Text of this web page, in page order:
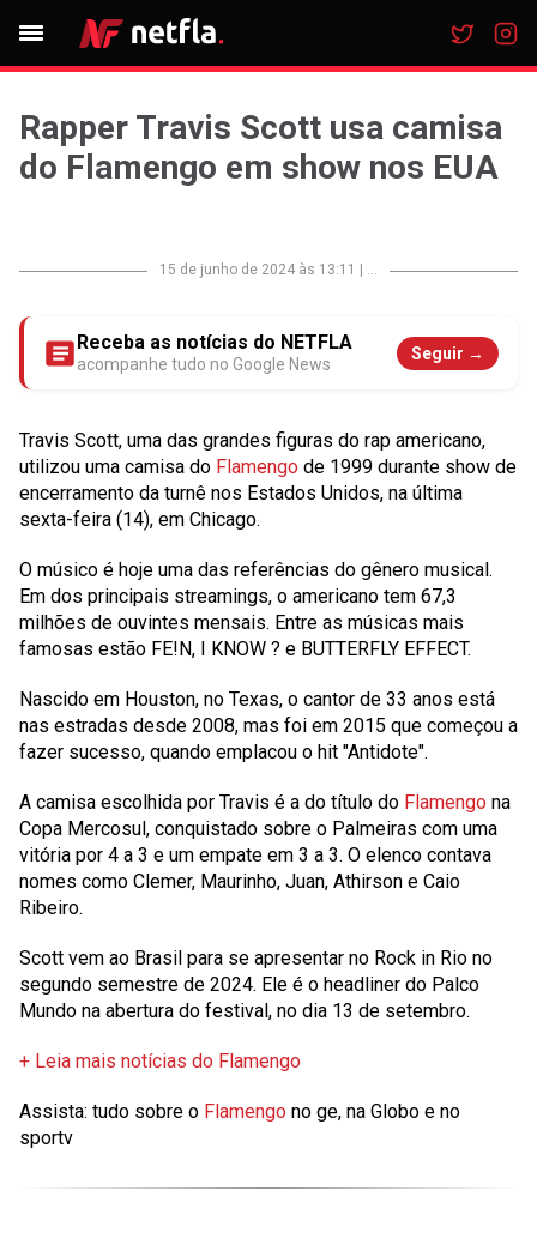
Rapper Travis Scott usa camisa
do Flamengo em show nos EUA
15 de junho de 2024 às 13:11 ...
Receba as notícias do NETFLA
acompanhe tudo no Google News
Seguir →
Travis Scott, uma das grandes figuras do rap americano,
utilizou uma camisa do Flamengo de 1999 durante show de
encerramento da turnê nos Estados Unidos, na última
sexta-feira (14), em Chicago.
O músico é hoje uma das referências do gênero musical.
Em dos principais streamings, o americano tem 67,3
milhões de ouvintes mensais. Entre as músicas mais
famosas estão FE!N, I KNOW ? e BUTTERFLY EFFECT.
Nascido em Houston, no Texas, o cantor de 33 anos está
nas estradas desde 2008, mas foi em 2015 que começou a
fazer sucesso, quando emplacou o hit "Antidote".
A camisa escolhida por Travis é a do título do Flamengo na
Copa Mercosul, conquistado sobre o Palmeiras com uma
vitória por 4 a 3 e um empate em 3 a 3. O elenco contava
nomes como Clemer, Maurinho, Juan, Athirson e Caio
Ribeiro.
Scott vem ao Brasil para se apresentar no Rock in Rio no
segundo semestre de 2024. Ele é o headliner do Palco
Mundo na abertura do festival, no dia 13 de setembro.
+ Leia mais notícias do Flamengo
Assista: tudo sobre o Flamengo no ge, na Globo e no
sportv